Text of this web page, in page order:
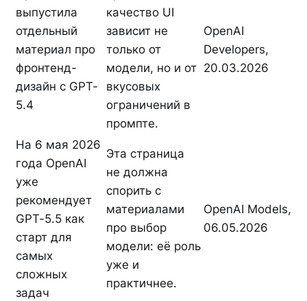
выпустила
отдельный
материал про
фронтенд-
дизайн с GPT-
5.4
качество UI
зависит не
только от
модели, но и от
вкусовых
ограничений в
промпте.
OpenAI
Developers,
20.03.2026
На 6 мая 2026
года OpenAI
уже
рекомендует
GPT-5.5 как
старт для
самых
сложных
задач
Эта страница
не должна
спорить с
материалами
про выбор
модели: её роль
уже и
практичнее.
OpenAI Models,
06.05.2026